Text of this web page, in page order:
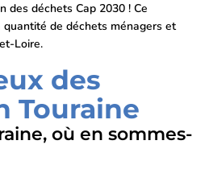
des déchets Cap 2030 ! Ce
de déchets ménagers et
Loire.
des
Touraine
où en sommes-